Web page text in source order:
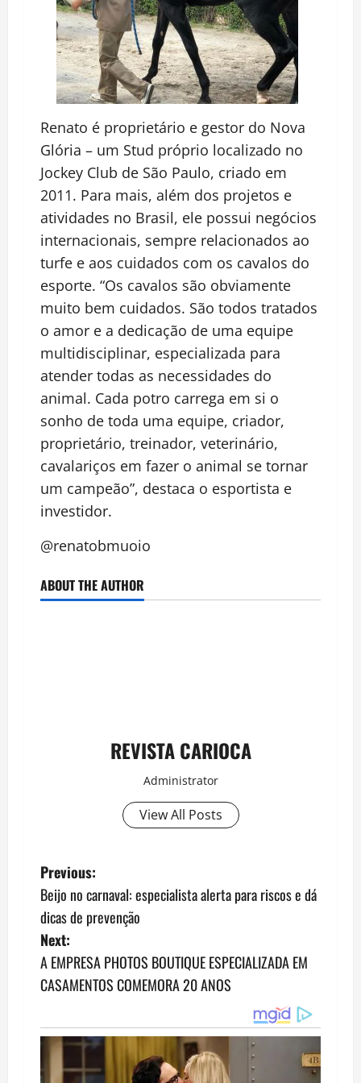
Renato é proprietário e gestor do Nova
Glória – um Stud próprio localizado no
Jockey Club de São Paulo, criado em
2011. Para mais, além dos projetos e
atividades no Brasil, ele possui negócios
internacionais, sempre relacionados ao
turfe e aos cuidados com os cavalos do
esporte. “Os cavalos são obviamente
muito bem cuidados. São todos tratados
o amor e a dedicação de uma equipe
multidisciplinar, especializada para
atender todas as necessidades do
animal. Cada potro carrega em si o
sonho de toda uma equipe, criador,
proprietário, treinador, veterinário,
cavalariços em fazer o animal se tornar
um campeão”, destaca o esportista e
investidor.
@renatobmuoio
ABOUT THE AUTHOR
REVISTA CARIOCA
Administrator
View All Posts
P
o
s
t
a
Previous:
Beijo no carnaval: especialista alerta para riscos e dá
dicas de prevenção
Next:
A EMPRESA PHOTOS BOUTIQUE ESPECIALIZADA EM
CASAMENTOS COMEMORA 20 ANOS